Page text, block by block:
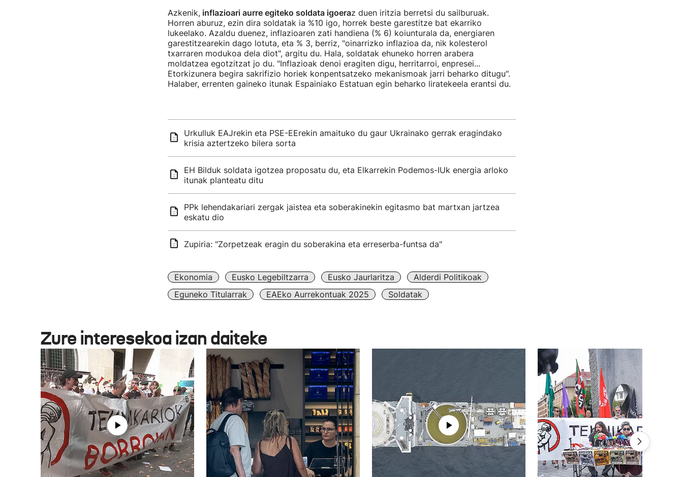
Azkenik,inflazioari aurre egiteko soldata igoeraz duen iritzia berretsi du sailburuak.
Horren aburuz, ezin dira soldatak ia %10 igo, horrek beste garestitze bat ekarriko
lukeelako. Azaldu duenez, inflazioaren zati handiena (% 6) koiunturala da, energiaren
garestitzearekin dago lotuta, eta % 3, berriz, "oinarrizko inflazioa da, nik kolesterol
txarraren modukoa dela diot", argitu du. Hala, soldatak ehuneko horren arabera
moldatzea egotzitzat jo du. "Inflazioak denoi eragiten digu, herritarroi, enpresei...
Etorkizunera begira sakrifizio horiek konpentsatzeko mekanismoak jarri beharko ditugu".
Halaber, errenten gaineko itunak Espainiako Estatuan egin beharko liratekeela erantsi du.
Urkulluk EAJrekin eta PSE-EErekin amaituko du gaur Ukrainako gerrak eragindako
krisia aztertzeko bilera sorta
EH Bilduk soldata igotzea proposatu du, eta Elkarrekin Podemos-IUk energia arloko
itunak planteatu ditu
PPk lehendakariari zergak jaistea eta soberakinekin egitasmo bat martxan jartzea
eskatu dio
Zupiria: "Zorpetzeak eragin du soberakina eta erreserba-funtsa da"
Ekonomia Eusko Legebiltzarra Eusko Jaurlaritza
Alderdi Politikoak
Eguneko Titularrak
EAEko Aurrekontuak 2025 Soldatak
Zure interesekoa izan daiteke